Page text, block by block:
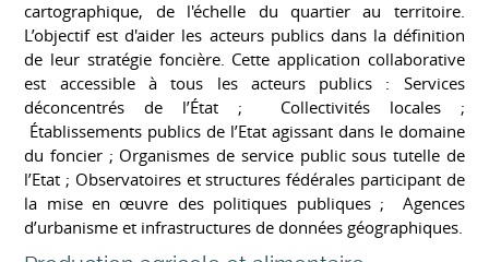
cartographique, de l'échelle du quartier au territoire.
L’objectif est d'aider les acteurs publics dans la définition
de leur stratégie foncière. Cette application collaborative
est accessible à tous les acteurs publics : Services
déconcentrés de l’État ; Collectivités locales ;
Établissements publics de l’Etat agissant dans le domaine
du foncier ; Organismes de service public sous tutelle de
l’Etat ; Observatoires et structures fédérales participant de
la mise en œuvre des politiques publiques ; Agences
d’urbanisme et infrastructures de données géographiques.